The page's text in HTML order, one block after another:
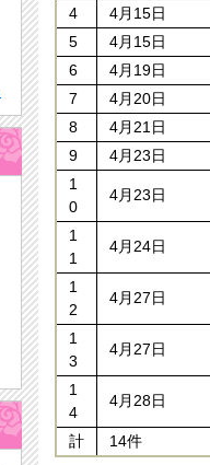
4
4月15日
5
4月15日
6
4月19日
7
4月20日
8
4月21日
9
4月23日
1
0
4月23日
1
1
4月24日
1
2
4月27日
1
3
4月27日
1
4
4月28日
計 14件